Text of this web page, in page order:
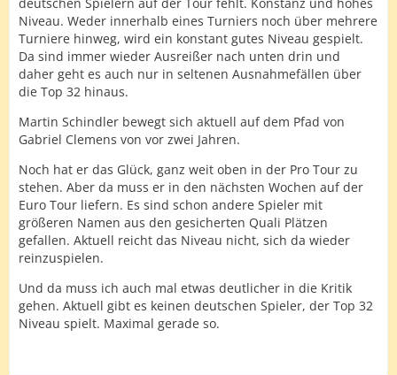
Niveau. Weder innerhalb eines Turniers noch über mehrere
Turniere hinweg, wird ein konstant gutes Niveau gespielt.
Da sind immer wieder Ausreißer nach unten drin und
daher geht es auch nur in seltenen Ausnahmefällen über
die Top 32 hinaus.
Martin Schindler bewegt sich aktuell auf dem Pfad von
Gabriel Clemens von vor zwei Jahren.
Noch hat er das Glück, ganz weit oben in der Pro Tour zu
stehen. Aber da muss er in den nächsten Wochen auf der
Euro Tour liefern. Es sind schon andere Spieler mit
größeren Namen aus den gesicherten Quali Plätzen
gefallen. Aktuell reicht das Niveau nicht, sich da wieder
reinzuspielen.
Und da muss ich auch mal etwas deutlicher in die Kritik
gehen. Aktuell gibt es keinen deutschen Spieler, der Top 32
Niveau spielt. Maximal gerade so.